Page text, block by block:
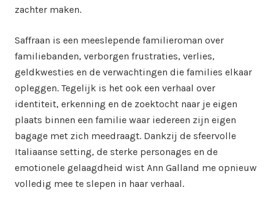
zachter maken.
Saffraan is een meeslepende familieroman over
familiebanden, verborgen frustraties, verlies,
geldkwesties en de verwachtingen die families elkaar
opleggen. Tegelijk is het ook een verhaal over
identiteit, erkenning en de zoektocht naar je eigen
plaats binnen een familie waar iedereen zijn eigen
bagage met zich meedraagt. Dankzij de sfeervolle
Italiaanse setting, de sterke personages en de
emotionele gelaagdheid wist Ann Galland me opnieuw
volledig mee te slepen in haar verhaal.